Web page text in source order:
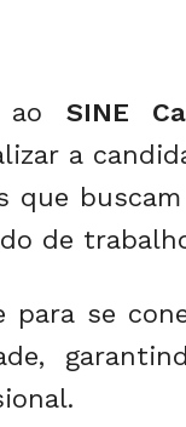
ao SINE
a
que
de
se